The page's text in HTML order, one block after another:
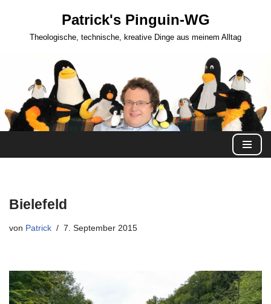
Patrick's Pinguin-WG
Theologische, technische, kreative Dinge aus meinem Alltag
Bielefeld
von Patrick 7. September 2015